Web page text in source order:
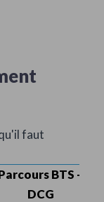
faut
BTS +
DCG